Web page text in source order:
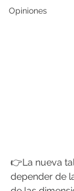
Opiniones
👉La nueva
depender de